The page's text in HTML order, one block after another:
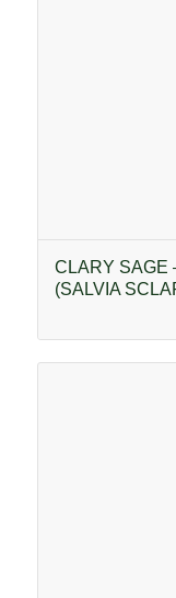
CLARY SAGE
(SALVIA